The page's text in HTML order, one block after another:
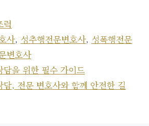
력
사, 성추행전문변호사, 성폭행전문
변호사
담을 위한 필수 가이드
담, 전문 변호사와 함께 안전한 길